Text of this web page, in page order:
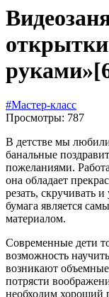
руками»
#Мастер-класс
Просмотры: 787
В детстве мы
банальные
пожеланиями.
она обладает
резать, скручивать
бумага является
материалом.
Современные дети
возможность
возникают
потрясти
необходим хороший